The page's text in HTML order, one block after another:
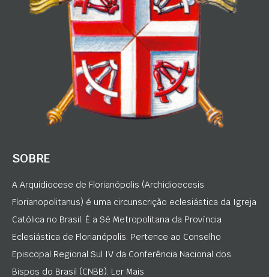
SOBRE
A Arquidiocese de Florianópolis (Archidioecesis
Florianopolitanus) é uma circunscrição eclesiástica da Igreja
Católica no Brasil. É a Sé Metropolitana da Província
Eclesiástica de Florianópolis. Pertence ao Conselho
Episcopal Regional Sul IV da Conferência Nacional dos
Bispos do Brasil (CNBB). Ler Mais